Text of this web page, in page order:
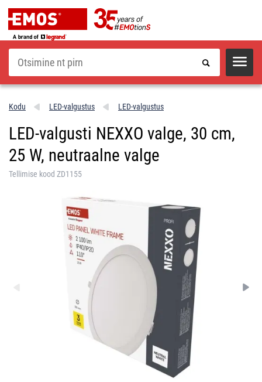
Otsi
Kodu LED-valgustus LED-valgustus
LED-valgusti NEXXO valge, 30 cm,
25 W, neutraalne valge
Tellimise kood ZD1155